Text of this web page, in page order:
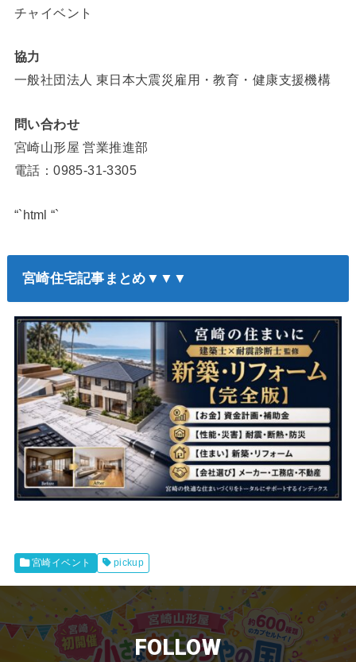
チャイベント
協力
一般社団法人 東日本大震災雇用・教育・健康支援機構
問い合わせ
宮崎山形屋 営業推進部
電話：0985-31-3305
“`html“`
宮崎住宅記事まとめ▼▼▼
宮崎イベント pickup
FOLLOW